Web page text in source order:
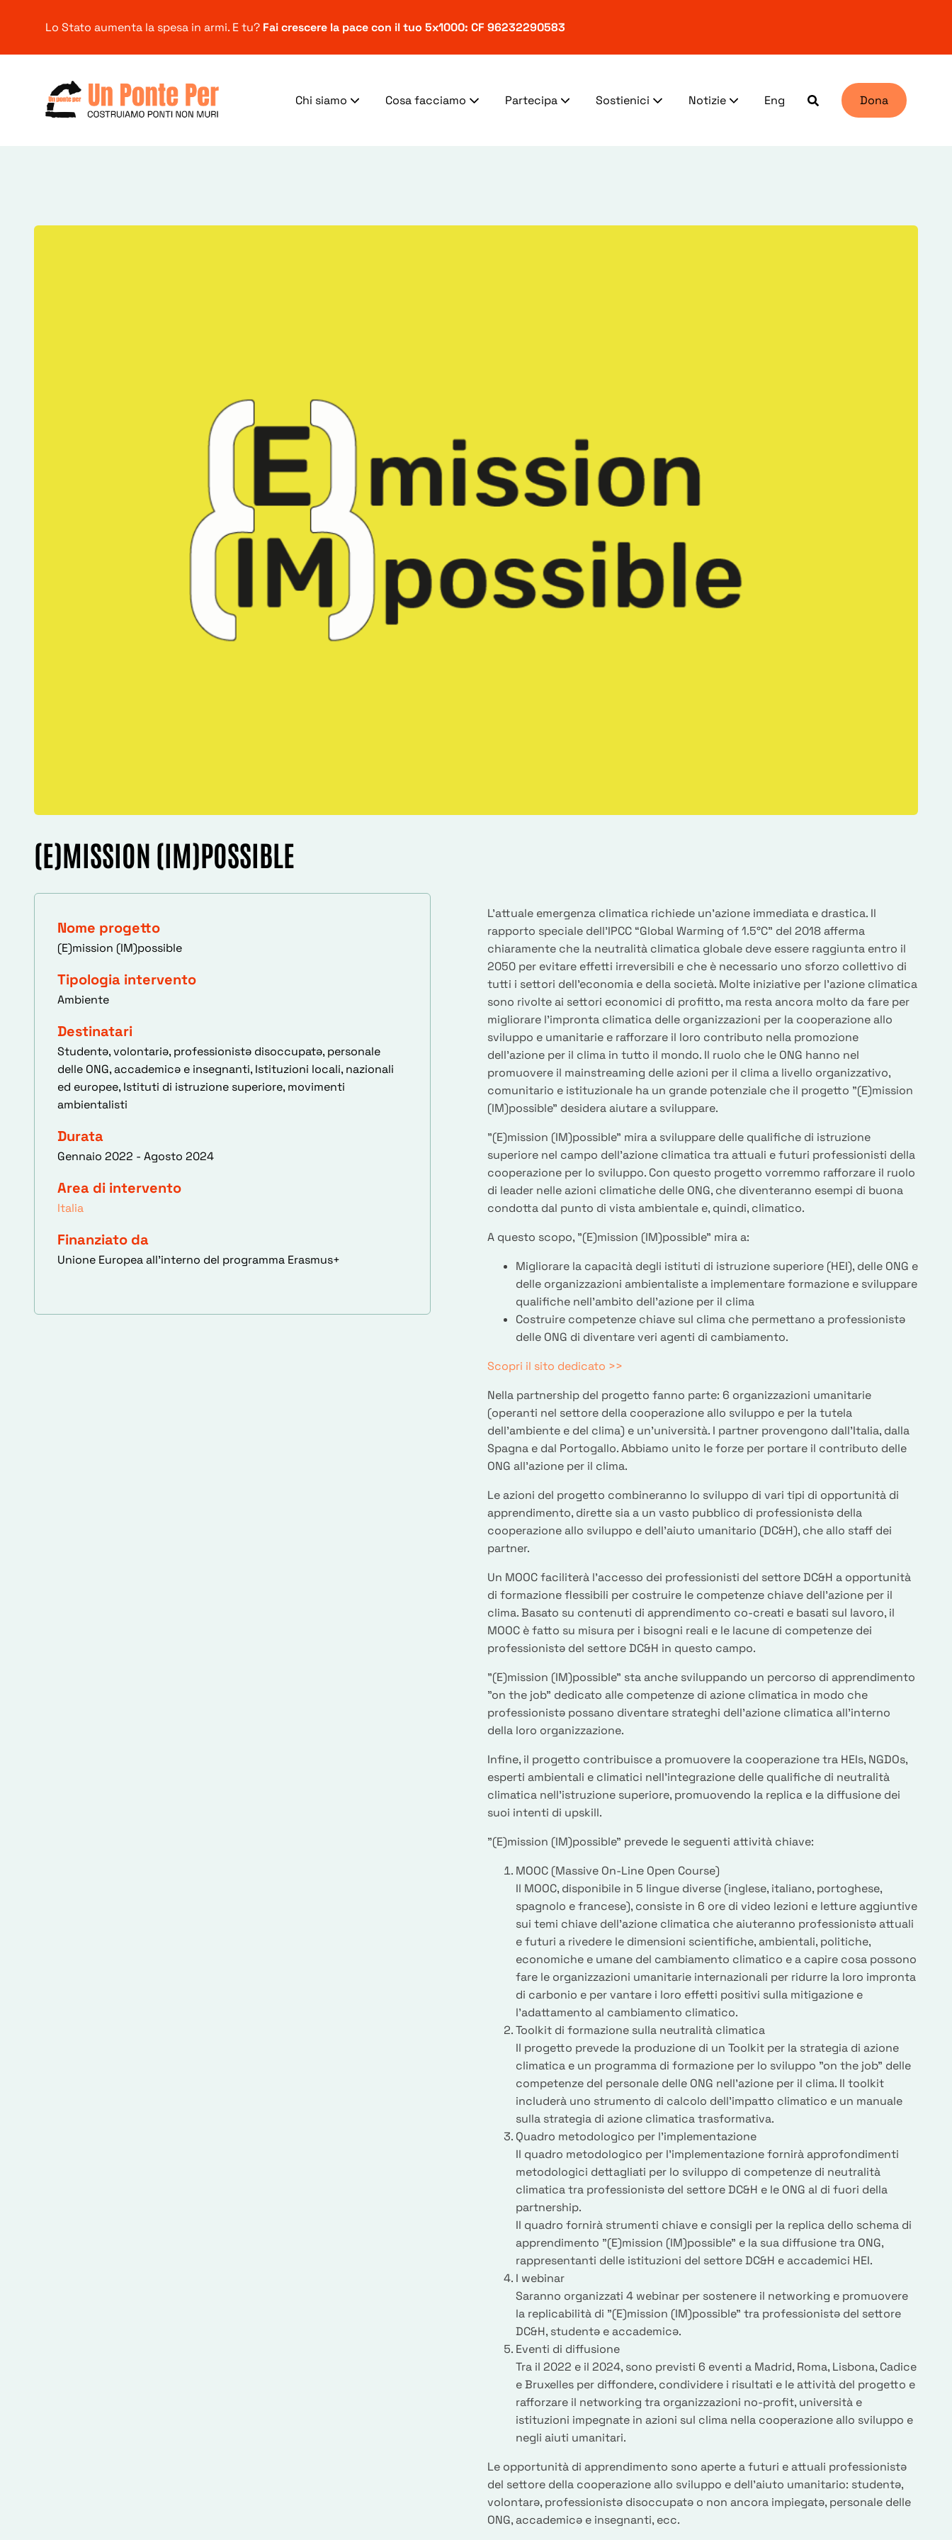
Lo Stato aumenta la spesa in armi. E tu? Fai crescere la pace con il tuo 5x1000: CF 96232290583
Chi siamo Cosa facciamo Partecipa Sostienici Notizie Eng Dona
(E)MISSION (IM)POSSIBLE
Nome progetto
(E)mission (IM)possible
Tipologia intervento
Ambiente
Destinatari
Studentə, volontariə, professionistə disoccupatə, personale
delle ONG, accademicə e insegnanti, Istituzioni locali, nazionali
ed europee, Istituti di istruzione superiore, movimenti
ambientalisti
Durata
Gennaio 2022 - Agosto 2024
Area di intervento
Italia
Finanziato da
Unione Europea all’interno del programma Erasmus+
L'attuale emergenza climatica richiede un'azione immediata e drastica. Il
rapporto speciale dell’IPCC “Global Warming of 1.5°C” del 2018 afferma
chiaramente che la neutralità climatica globale deve essere raggiunta entro il
2050 per evitare effetti irreversibili e che è necessario uno sforzo collettivo di
tutti i settori dell'economia e della società. Molte iniziative per l’azione climatica
sono rivolte ai settori economici di profitto, ma resta ancora molto da fare per
migliorare l'impronta climatica delle organizzazioni per la cooperazione allo
sviluppo e umanitarie e rafforzare il loro contributo nella promozione
dell'azione per il clima in tutto il mondo. Il ruolo che le ONG hanno nel
promuovere il mainstreaming delle azioni per il clima a livello organizzativo,
comunitario e istituzionale ha un grande potenziale che il progetto "(E)mission
(IM)possible" desidera aiutare a sviluppare.
"(E)mission (IM)possible" mira a sviluppare delle qualifiche di istruzione
superiore nel campo dell'azione climatica tra attuali e futuri professionisti della
cooperazione per lo sviluppo. Con questo progetto vorremmo rafforzare il ruolo
di leader nelle azioni climatiche delle ONG, che diventeranno esempi di buona
condotta dal punto di vista ambientale e, quindi, climatico.
A questo scopo, "(E)mission (IM)possible" mira a:
Migliorare la capacità degli istituti di istruzione superiore (HEI), delle ONG e
delle organizzazioni ambientaliste a implementare formazione e sviluppare
qualifiche nell’ambito dell’azione per il clima
Costruire competenze chiave sul clima che permettano a professionistə
delle ONG di diventare veri agenti di cambiamento.
Scopri il sito dedicato >>
Nella partnership del progetto fanno parte: 6 organizzazioni umanitarie
(operanti nel settore della cooperazione allo sviluppo e per la tutela
dell’ambiente e del clima) e un’università. I partner provengono dall’Italia, dalla
Spagna e dal Portogallo. Abbiamo unito le forze per portare il contributo delle
ONG all'azione per il clima.
Le azioni del progetto combineranno lo sviluppo di vari tipi di opportunità di
apprendimento, dirette sia a un vasto pubblico di professionistə della
cooperazione allo sviluppo e dell'aiuto umanitario (DC&H), che allo staff dei
partner.
Un MOOC faciliterà l'accesso dei professionisti del settore DC&H a opportunità
di formazione flessibili per costruire le competenze chiave dell'azione per il
clima. Basato su contenuti di apprendimento co-creati e basati sul lavoro, il
MOOC è fatto su misura per i bisogni reali e le lacune di competenze dei
professionistə del settore DC&H in questo campo.
"(E)mission (IM)possible" sta anche sviluppando un percorso di apprendimento
"on the job" dedicato alle competenze di azione climatica in modo che
professionistə possano diventare strateghi dell'azione climatica all'interno
della loro organizzazione.
Infine, il progetto contribuisce a promuovere la cooperazione tra HEIs, NGDOs,
esperti ambientali e climatici nell'integrazione delle qualifiche di neutralità
climatica nell'istruzione superiore, promuovendo la replica e la diffusione dei
suoi intenti di upskill.
"(E)mission (IM)possible" prevede le seguenti attività chiave:
MOOC (Massive On-Line Open Course)
Il MOOC, disponibile in 5 lingue diverse (inglese, italiano, portoghese,
spagnolo e francese), consiste in 6 ore di video lezioni e letture aggiuntive
sui temi chiave dell'azione climatica che aiuteranno professionistə attuali
e futuri a rivedere le dimensioni scientifiche, ambientali, politiche,
economiche e umane del cambiamento climatico e a capire cosa possono
fare le organizzazioni umanitarie internazionali per ridurre la loro impronta
di carbonio e per vantare i loro effetti positivi sulla mitigazione e
l'adattamento al cambiamento climatico.
Toolkit di formazione sulla neutralità climatica
Il progetto prevede la produzione di un Toolkit per la strategia di azione
climatica e un programma di formazione per lo sviluppo "on the job" delle
competenze del personale delle ONG nell'azione per il clima. Il toolkit
includerà uno strumento di calcolo dell'impatto climatico e un manuale
sulla strategia di azione climatica trasformativa.
Quadro metodologico per l'implementazione
Il quadro metodologico per l'implementazione fornirà approfondimenti
metodologici dettagliati per lo sviluppo di competenze di neutralità
climatica tra professionistə del settore DC&H e le ONG al di fuori della
partnership.
Il quadro fornirà strumenti chiave e consigli per la replica dello schema di
apprendimento "(E)mission (IM)possible" e la sua diffusione tra ONG,
rappresentanti delle istituzioni del settore DC&H e accademici HEI.
I webinar
Saranno organizzati 4 webinar per sostenere il networking e promuovere
la replicabilità di "(E)mission (IM)possible" tra professionistə del settore
DC&H, studentə e accademicə.
Eventi di diffusione
Tra il 2022 e il 2024, sono previsti 6 eventi a Madrid, Roma, Lisbona, Cadice
e Bruxelles per diffondere, condividere i risultati e le attività del progetto e
rafforzare il networking tra organizzazioni no-profit, università e
istituzioni impegnate in azioni sul clima nella cooperazione allo sviluppo e
negli aiuti umanitari.
Le opportunità di apprendimento sono aperte a futuri e attuali professionistə
del settore della cooperazione allo sviluppo e dell'aiuto umanitario: studentə,
volontarə, professionistə disoccupatə o non ancora impiegatə, personale delle
ONG, accademicə e insegnanti, ecc.